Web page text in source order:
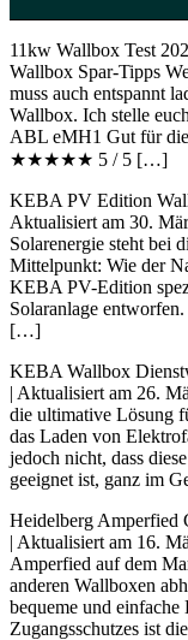
11kw Wallbox Test
Wallbox Spar-Tipps
muss auch entspannt
Wallbox. Ich stelle
ABL eMH1 Gut für
★★★★★ 5 / 5 […]
KEBA PV Edition
Aktualisiert am 30.
Solarenergie steht bei
Mittelpunkt: Wie der
KEBA PV-Edition
Solaranlage
[…]
KEBA Wallbox
| Aktualisiert am 26.
die ultimative Lösung
das Laden von
jedoch nicht, dass
geeignet ist, ganz im
Heidelberg Amperfied
| Aktualisiert am 16.
Amperfied auf dem
anderen Wallboxen
bequeme und
Zugangsschutzes ist